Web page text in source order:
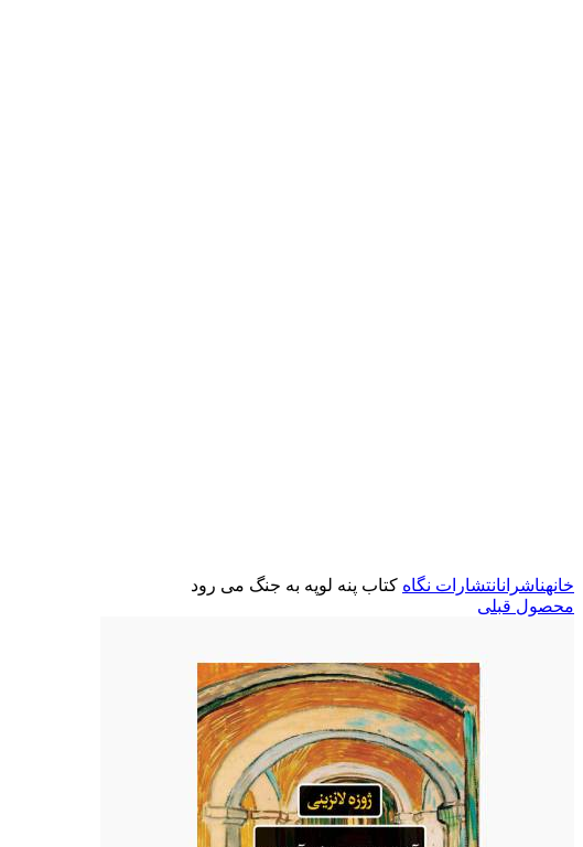
خانهناشرانانتشارات نگاه کتاب پنه لوپه به جنگ می رود
محصول قبلی